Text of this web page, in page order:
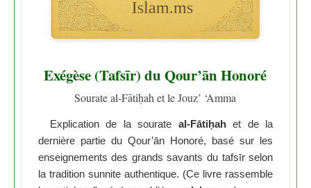
Exégèse (Tafsīr) du Qour’ān Honoré
Sourate al-Fātiḥah et le Jouz’ ‘Amma
Explication de la sourate al-Fātiḥahet de la
dernière partie du Qour’ān Honoré, basé sur les
enseignements des grands savants du tafsīr selon
la tradition sunnite authentique. (Ce livre rassemble